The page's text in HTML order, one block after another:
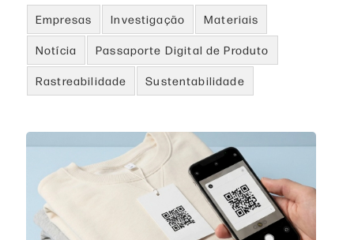
Empresas Investigação Materiais
Notícia Passaporte Digital de Produto
Rastreabilidade Sustentabilidade